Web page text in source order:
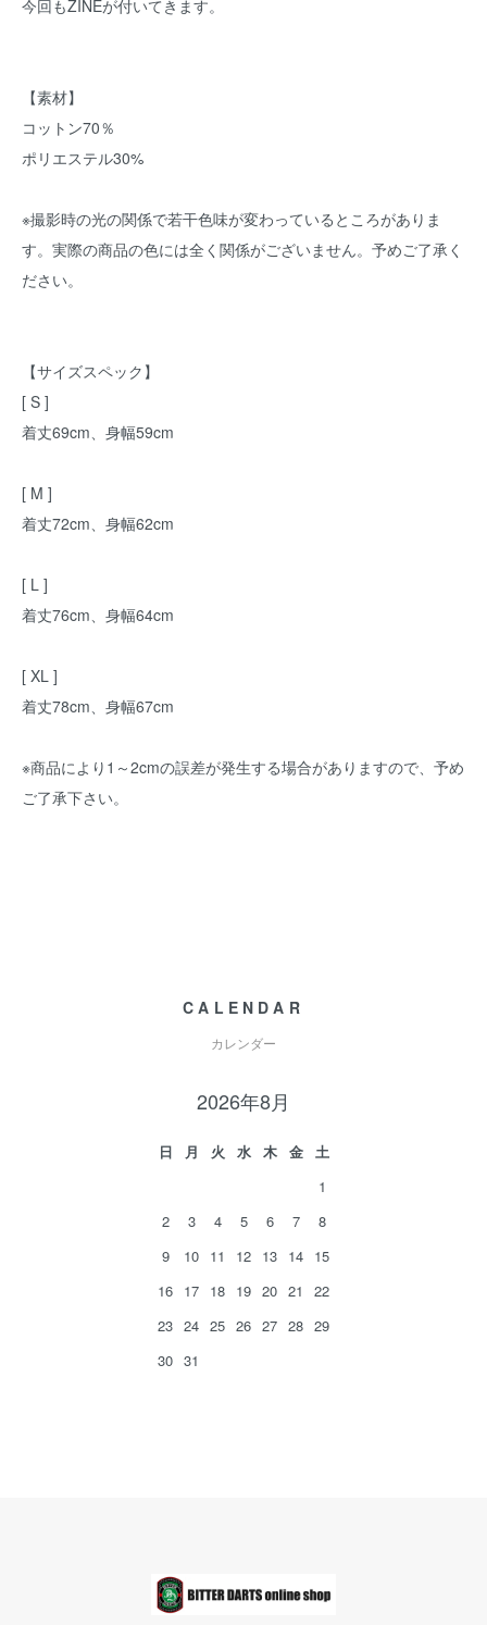
今回もZINEが付いてきます。
【素材】
コットン70％
ポリエステル30%
※撮影時の光の関係で若干色味が変わっているところがありま
す。実際の商品の色には全く関係がございません。予めご了承く
ださい。
【サイズスペック】
[ S ]
着丈69cm、身幅59cm
[ M ]
着丈72cm、身幅62cm
[ L ]
着丈76cm、身幅64cm
[ XL ]
着丈78cm、身幅67cm
※商品により1～2cmの誤差が発生する場合がありますので、予め
ご了承下さい。
CALENDAR
カレンダー
2026年8月
日 月 火 水 木 金
土
1
2
3 4 5 6 7
8
9
10 11 12 13 14 15
16 17 18 19 20 21
22
23 24 25 26 27 28 29
30 31